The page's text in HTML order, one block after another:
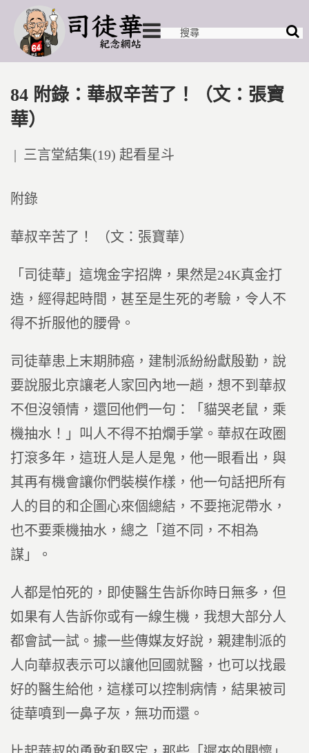
84 附錄：華叔辛苦了！（文：張寶
華）
Posted
三言堂結集(19) 起看星斗
附錄
華叔辛苦了！ （文：張寶華）
「司徒華」這塊金字招牌，果然是24K真金打
造，經得起時間，甚至是生死的考驗，令人不
得不折服他的腰骨。
司徒華患上末期肺癌，建制派紛紛獻殷勤，說
要說服北京讓老人家回內地一趟，想不到華叔
不但沒領情，還回他們一句：「貓哭老鼠，乘
機抽水！」叫人不得不拍爛手掌。華叔在政圈
打滾多年，這班人是人是鬼，他一眼看出，與
其再有機會讓你們裝模作樣，他一句話把所有
人的目的和企圖心來個總結，不要拖泥帶水，
也不要乘機抽水，總之「道不同，不相為
謀」。
人都是怕死的，即使醫生告訴你時日無多，但
如果有人告訴你或有一線生機，我想大部分人
都會試一試。據一些傳媒友好說，親建制派的
人向華叔表示可以讓他回國就醫，也可以找最
好的醫生給他，這樣可以控制病情，結果被司
徒華噴到一鼻子灰，無功而還。